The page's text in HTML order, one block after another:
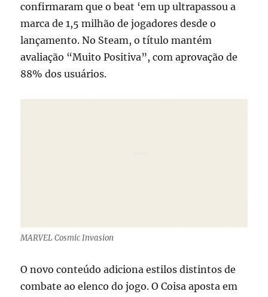
confirmaram que o beat ‘em up ultrapassou a
marca de 1,5 milhão de jogadores desde o
lançamento. No Steam, o título mantém
avaliação “Muito Positiva”, com aprovação de
88% dos usuários.
MARVEL Cosmic Invasion
O novo conteúdo adiciona estilos distintos de
combate ao elenco do jogo. O Coisa aposta em